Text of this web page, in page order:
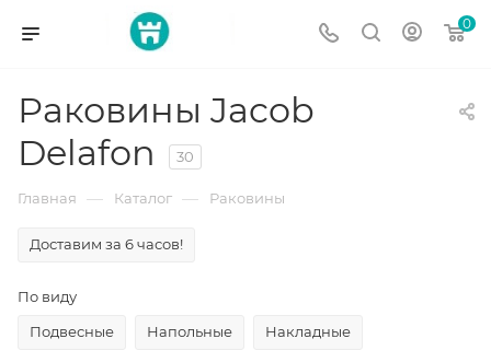
0
Раковины Jacob
Delafon
30
Главная — Каталог — Раковины
Доставим за 6 часов!
По виду
Подвесные
Напольные Накладные